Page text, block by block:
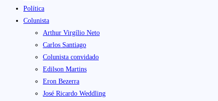
Política
Colunista
Arthur Virgílio Neto
Carlos Santiago
Colunista convidado
Edilson Martins
Eron Bezerra
José Ricardo Weddling